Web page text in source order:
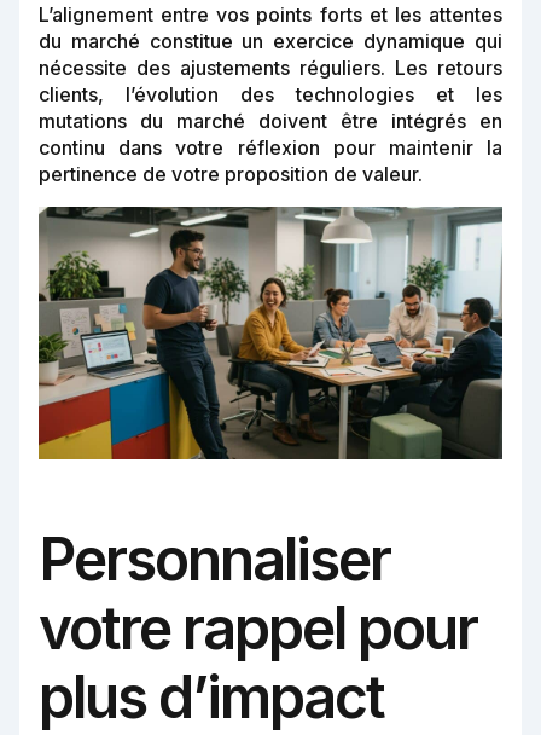
L’alignement entre vos points forts et les attentes
du marché constitue un exercice dynamique qui
nécessite des ajustements réguliers. Les retours
clients, l’évolution des technologies et les
mutations du marché doivent être intégrés en
continu dans votre réflexion pour maintenir la
pertinence de votre proposition de valeur.
Personnaliser
votre rappel pour
plus d’impact